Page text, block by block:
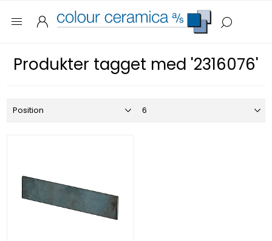
Produkter tagget med '2316076'